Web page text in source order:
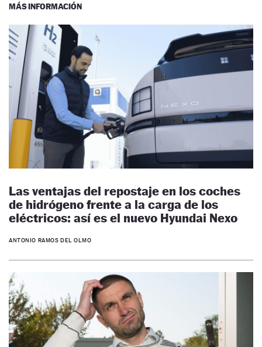
MÁS INFORMACIÓN
Las ventajas del repostaje en los coches
de hidrógeno frente a la carga de los
eléctricos: así es el nuevo Hyundai Nexo
ANTONIO RAMOS DEL OLMO